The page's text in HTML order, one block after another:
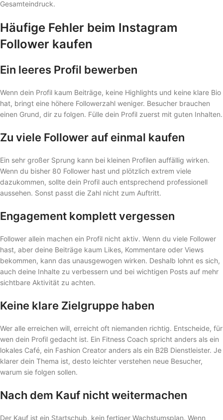
Gesamteindruck.
Häufige Fehler beim Instagram
Follower kaufen
Ein leeres Profil bewerben
Wenn dein Profil kaum Beiträge, keine Highlights und keine klare Bio
hat, bringt eine höhere Followerzahl weniger. Besucher brauchen
einen Grund, dir zu folgen. Fülle dein Profil zuerst mit guten Inhalten.
Zu viele Follower auf einmal kaufen
Ein sehr großer Sprung kann bei kleinen Profilen auffällig wirken.
Wenn du bisher 80 Follower hast und plötzlich extrem viele
dazukommen, sollte dein Profil auch entsprechend professionell
aussehen. Sonst passt die Zahl nicht zum Auftritt.
Engagement komplett vergessen
Follower allein machen ein Profil nicht aktiv. Wenn du viele Follower
hast, aber deine Beiträge kaum Likes, Kommentare oder Views
bekommen, kann das unausgewogen wirken. Deshalb lohnt es sich,
auch deine Inhalte zu verbessern und bei wichtigen Posts auf mehr
sichtbare Aktivität zu achten.
Keine klare Zielgruppe haben
Wer alle erreichen will, erreicht oft niemanden richtig. Entscheide, für
wen dein Profil gedacht ist. Ein Fitness Coach spricht anders als ein
lokales Café, ein Fashion Creator anders als ein B2B Dienstleister. Je
klarer dein Thema ist, desto leichter verstehen neue Besucher,
warum sie folgen sollen.
Nach dem Kauf nicht weitermachen
Der Kauf ist ein Startschub, kein fertiger Wachstumsplan. Wenn